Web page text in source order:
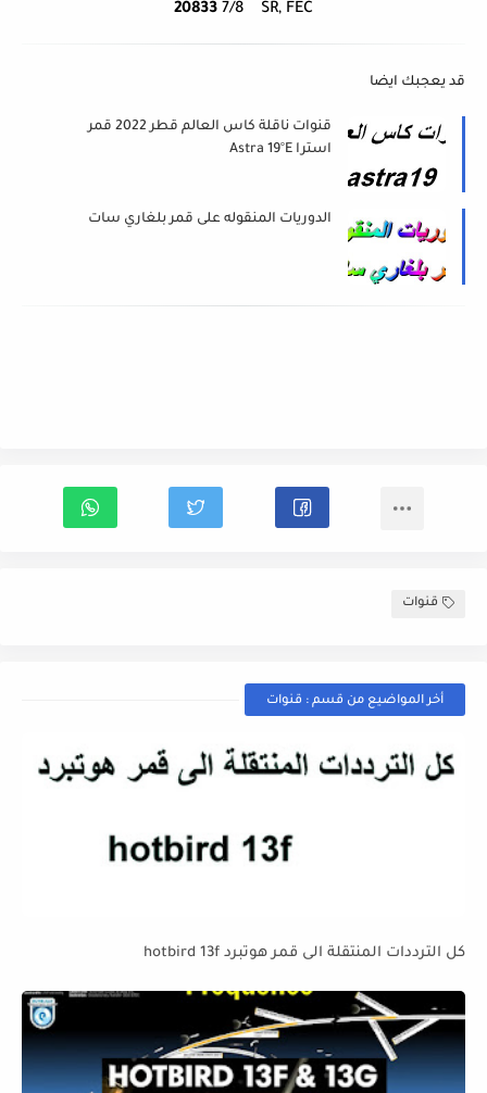
SR, FEC
20833 7/8
قد يعجبك ايضا
قنوات ناقلة كاس العالم قطر 2022 قمر
استرا Astra 19°E
الدوريات المنقوله على قمر بلغاري سات
قنوات
أخر المواضيع من قسم : قنوات
كل الترددات المنتقلة الى قمر هوتبرد hotbird 13f